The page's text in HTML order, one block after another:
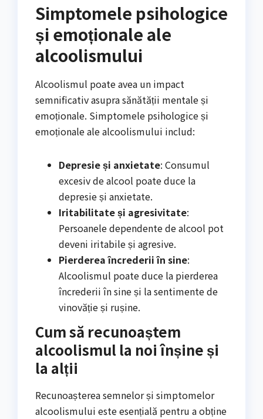
Simptomele psihologice
și emoționale ale
alcoolismului
Alcoolismul poate avea un impact
semnificativ asupra sănătății mentale și
emoționale. Simptomele psihologice și
emoționale ale alcoolismului includ:
Depresie și anxietate: Consumul
excesiv de alcool poate duce la
depresie și anxietate.
Iritabilitate și agresivitate:
Persoanele dependente de alcool pot
deveni iritabile și agresive.
Pierderea încrederii în sine:
Alcoolismul poate duce la pierderea
încrederii în sine și la sentimente de
vinovăție și rușine.
Cum să recunoaștem
alcoolismul la noi înșine și
la alții
Recunoașterea semnelor și simptomelor
alcoolismului este esențială pentru a obține